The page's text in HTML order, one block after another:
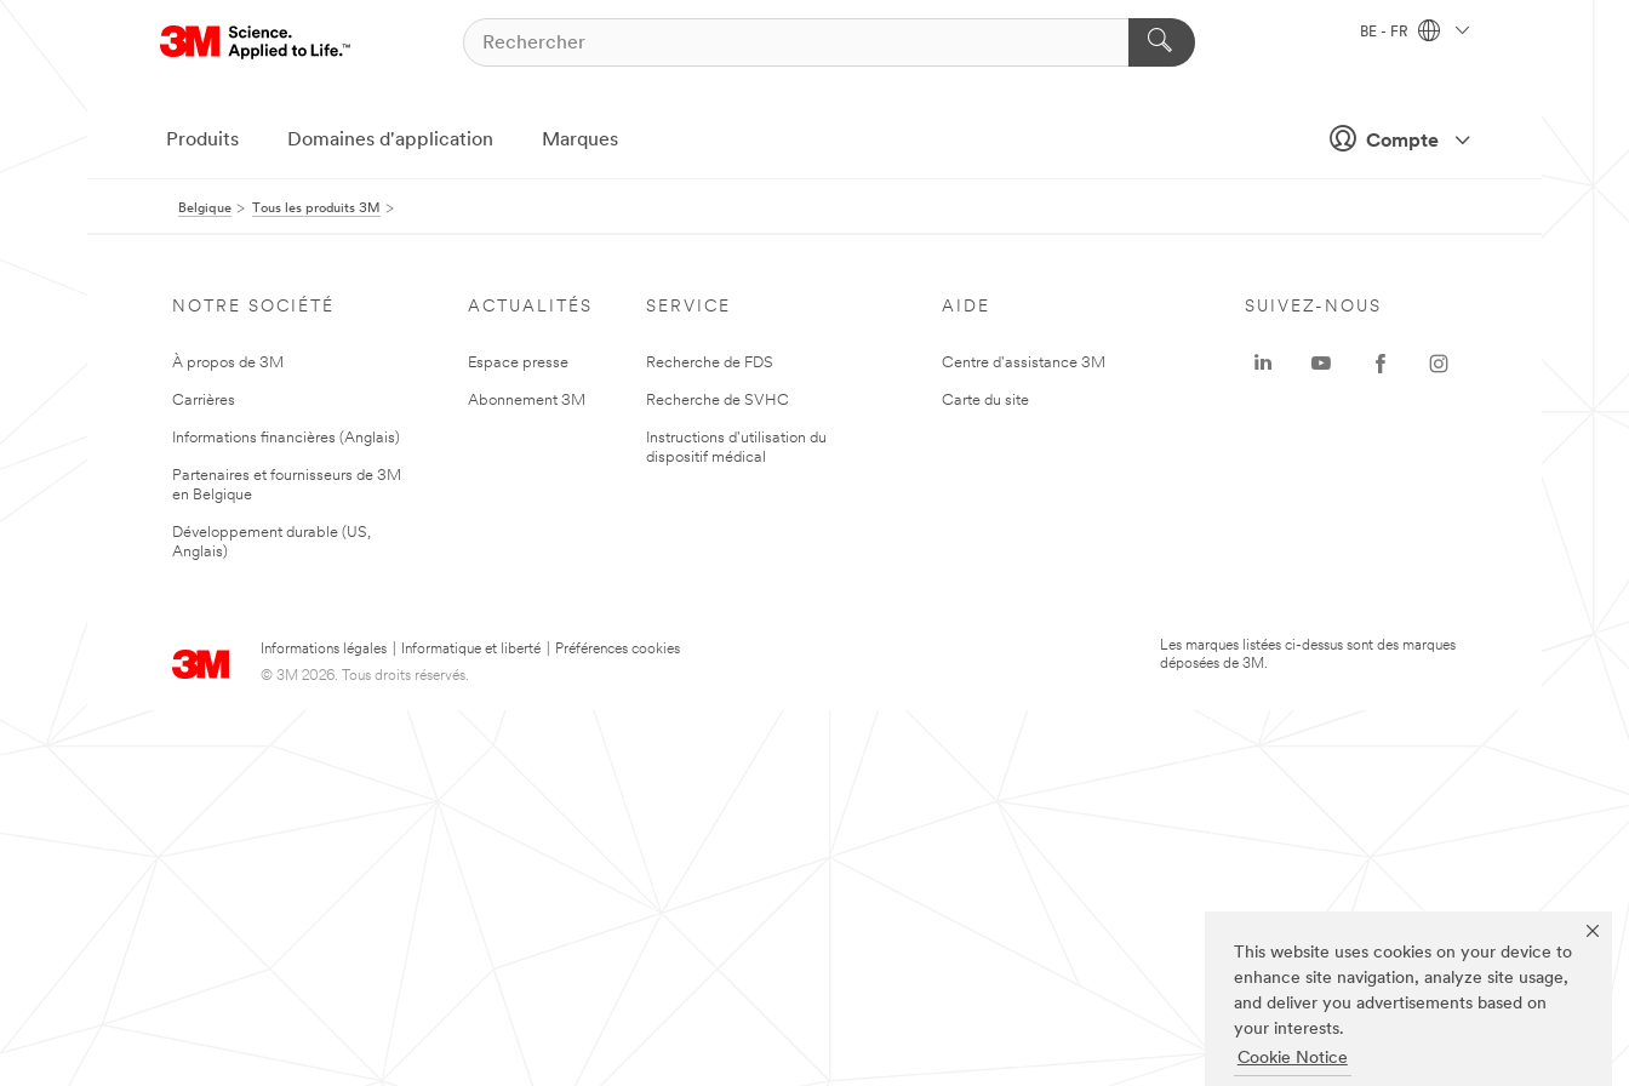
This website uses cookies on your device to
enhance site navigation, analyze site usage,
and deliver you advertisements based on
your interests.
Cookie Notice
Compte
BE - FR
Produits Domaines d'application Marques
Belgique Tous les produits 3M
NOTRE SOCIÉTÉ
À propos de 3M
Carrières
Informations financières (Anglais)
Partenaires et fournisseurs de 3M
en Belgique
Développement durable (US,
Anglais)
ACTUALITÉS
Espace presse
Abonnement 3M
SERVICE
Recherche de FDS
Recherche de SVHC
Instructions d'utilisation du
dispositif médical
AIDE
Centre d'assistance 3M
Carte du site
Informations légales Informatique et liberté
Préférences cookies
© 3M 2026. Tous droits réservés.
SUIVEZ-NOUS
Les marques listées ci-dessus sont des marques
déposées de 3M.